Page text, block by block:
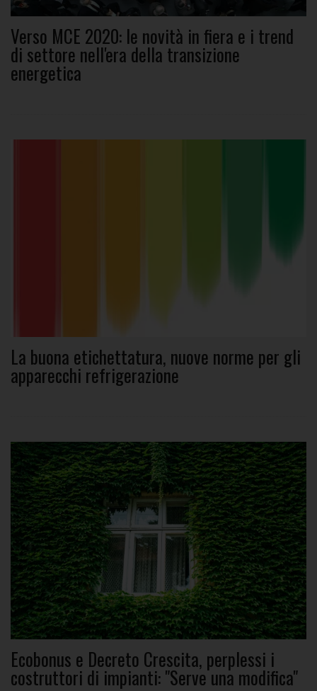
Verso MCE 2020: le novità in fiera e i trend
di settore nell'era della transizione
energetica
La buona etichettatura, nuove norme per gli
apparecchi refrigerazione
Ecobonus e Decreto Crescita, perplessi i
costruttori di impianti: "Serve una modifica"